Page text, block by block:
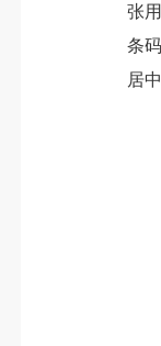
张
条
居
四
（
1.
2.
3.